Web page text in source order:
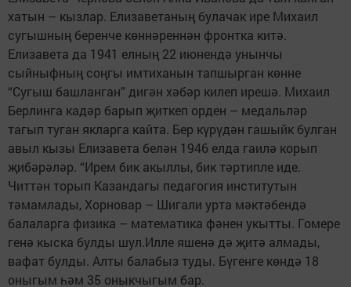
хатын – кызлар. Елизаветаның булачак ире Михаил
сугышның беренче көннәреннән фронтка китә.
Елизавета да 1941 елның 22 июнендә унынчы
сыйныфның соңгы имтиханын тапшырган көнне
“Сугыш башланган” дигән хәбәр килеп ирешә. Михаил
Берлинга кадәр барып җиткеп орден – медальләр
тагып туган якларга кайта. Бер күрүдән гашыйк булган
авыл кызы Елизавета белән 1946 елда гаилә корып
җибәрәләр. “Ирем бик акыллы, бик тәртипле иде.
Читтән торып Казандагы педагогия институтын
тәмамлады, Хорновар – Шигали урта мәктәбендә
балаларга физика – математика фәнен укытты. Гомере
генә кыска булды шул.Илле яшенә дә җитә алмады,
вафат булды. Алты балабыз туды. Бүгенге көндә 18
оныгым һәм 35 оныкчыгым бар.